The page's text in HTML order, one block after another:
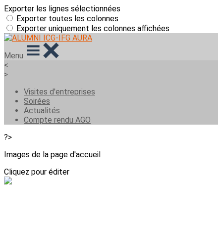
Exporter les lignes sélectionnées
Exporter toutes les colonnes
Exporter uniquement les colonnes affichées
Menu
<
>
Visites d'entreprises
Soirées
Actualités
Compte rendu AGO
?>
Images de la page d'accueil
Cliquez pour éditer